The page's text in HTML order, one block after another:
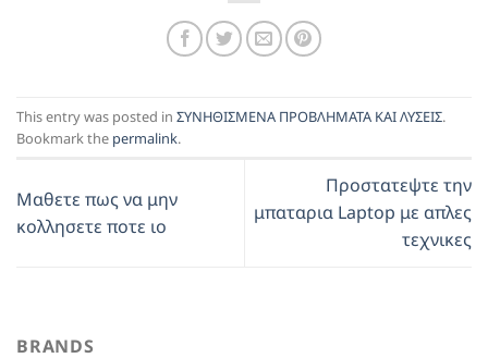
This entry was posted in ΣΥΝΗΘΙΣΜΕΝΑ ΠΡΟΒΛΗΜΑΤΑ ΚΑΙ ΛΥΣΕΙΣ.
Bookmark the permalink.
Μαθετε πως να μην
κολλησετε ποτε ιο
Προστατεψτε την
μπαταρια Laptop με απλες
τεχνικες
BRANDS